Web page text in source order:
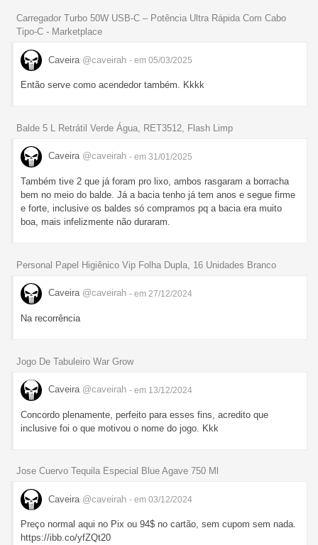
Carregador Turbo 50W USB-C – Potência Ultra Rápida Com Cabo
Tipo-C - Marketplace
Caveira @caveirah - em 05/03/2025
Então serve como acendedor também. Kkkk
Balde 5 L Retrátil Verde Água, RET3512, Flash Limp
Caveira @caveirah - em 31/01/2025
Também tive 2 que já foram pro lixo, ambos rasgaram a borracha
bem no meio do balde. Já a bacia tenho já tem anos e segue firme
e forte, inclusive os baldes só compramos pq a bacia era muito
boa, mais infelizmente não duraram.
Personal Papel Higiênico Vip Folha Dupla, 16 Unidades Branco
Caveira @caveirah - em 27/12/2024
Na recorrência
Jogo De Tabuleiro War Grow
Caveira @caveirah - em 13/12/2024
Concordo plenamente, perfeito para esses fins, acredito que
inclusive foi o que motivou o nome do jogo. Kkk
Jose Cuervo Tequila Especial Blue Agave 750 Ml
Caveira @caveirah - em 03/12/2024
Preço normal aqui no Pix ou 94$ no cartão, sem cupom sem nada.
https://ibb.co/yfZQt20